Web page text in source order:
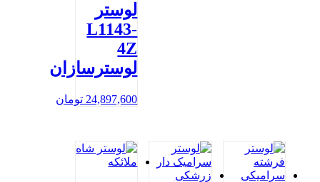
لوستر
L1143-
4Z
لوسترسازان
24,897,600 تومان